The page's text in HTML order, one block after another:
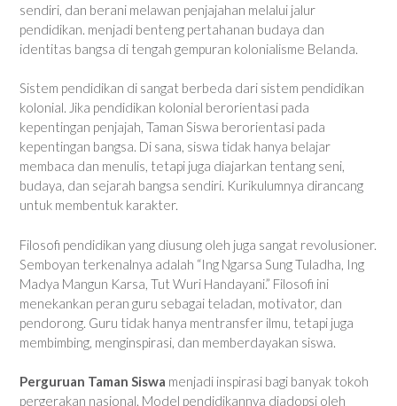
sendiri, dan berani melawan penjajahan melalui jalur
pendidikan. menjadi benteng pertahanan budaya dan
identitas bangsa di tengah gempuran kolonialisme Belanda.
Sistem pendidikan di sangat berbeda dari sistem pendidikan
kolonial. Jika pendidikan kolonial berorientasi pada
kepentingan penjajah, Taman Siswa berorientasi pada
kepentingan bangsa. Di sana, siswa tidak hanya belajar
membaca dan menulis, tetapi juga diajarkan tentang seni,
budaya, dan sejarah bangsa sendiri. Kurikulumnya dirancang
untuk membentuk karakter.
Filosofi pendidikan yang diusung oleh juga sangat revolusioner.
Semboyan terkenalnya adalah “Ing Ngarsa Sung Tuladha, Ing
Madya Mangun Karsa, Tut Wuri Handayani.” Filosofi ini
menekankan peran guru sebagai teladan, motivator, dan
pendorong. Guru tidak hanya mentransfer ilmu, tetapi juga
membimbing, menginspirasi, dan memberdayakan siswa.
Perguruan Taman Siswa menjadi inspirasi bagi banyak tokoh
pergerakan nasional. Model pendidikannya diadopsi oleh